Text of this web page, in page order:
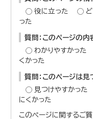
役に立った
った
質問：このページの
わかりやすかった
くかった
質問：このページは
見つけやすかった
にくかった
このページに関するご